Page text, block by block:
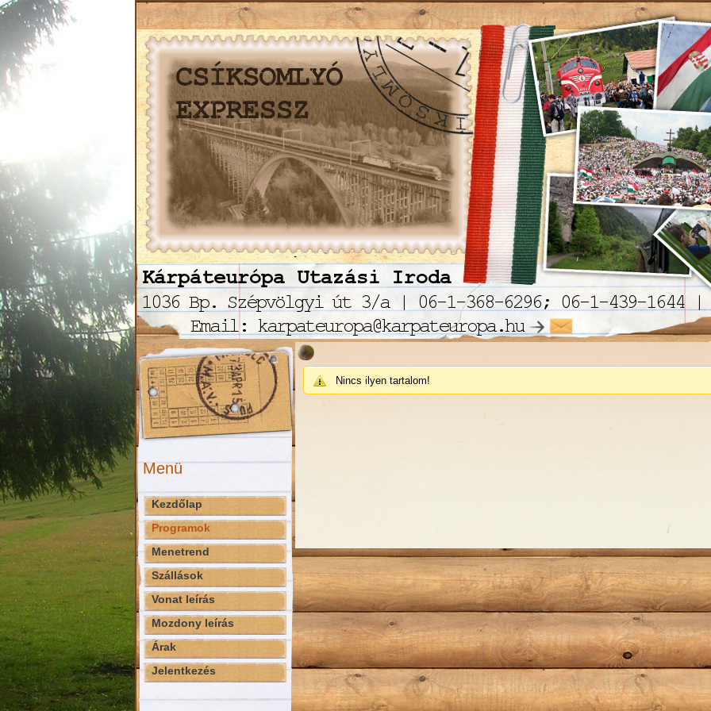
Menü
Kezdőlap
Programok
Menetrend
Szállások
Vonat leírás
Mozdony leírás
Árak
Jelentkezés
Nincs ilyen tartalom!